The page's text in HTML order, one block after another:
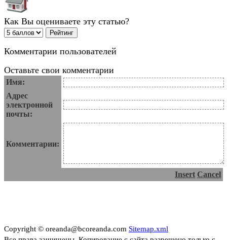
Как Вы оцениваете эту статью?
Комментарии пользователей
Оставьте свои комментарии
Имя:
Адрес
электронной
почты:
Комментарии:
Insert Cancel
Copyright © oreanda@bcoreanda.com Sitemap.xml